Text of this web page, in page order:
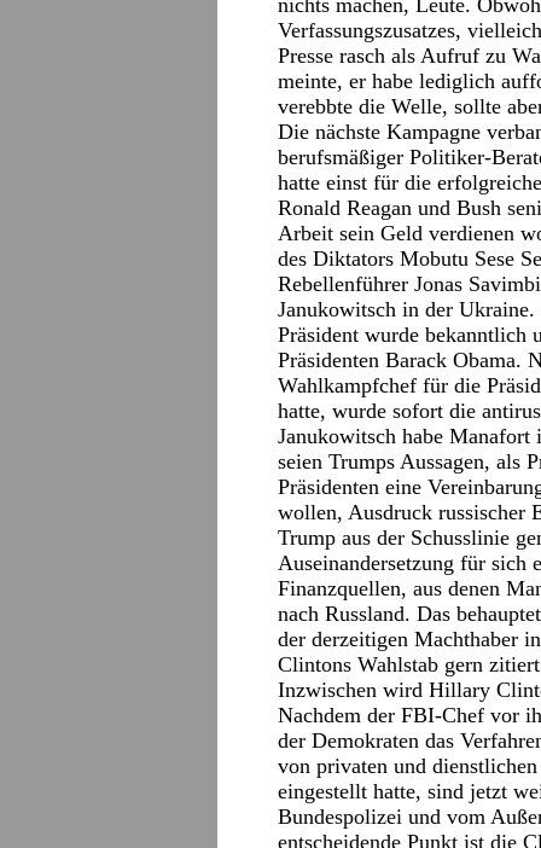
nichts machen, Leute.
Verfassungszusatzes,
Presse rasch als Aufruf zu
meinte, er habe lediglich
verebbte die Welle, sollte
Die nächste Kampagne
berufsmäßiger Politiker-
hatte einst für die
Ronald Reagan und Bush
Arbeit sein Geld verdienen
des Diktators Mobutu Sese
Rebellenführer Jonas
Janukowitsch in der
Präsident wurde bekanntlich
Präsidenten Barack Obama.
Wahlkampfchef für die
hatte, wurde sofort die
Janukowitsch habe Manafort
seien Trumps Aussagen, als
Präsidenten eine
wollen, Ausdruck russischer
Trump aus der Schusslinie
Auseinandersetzung für sich
Finanzquellen, aus denen
nach Russland. Das
der derzeitigen Machthaber
Clintons Wahlstab gern
Inzwischen wird Hillary
Nachdem der FBI-Chef vor
der Demokraten das
von privaten und
eingestellt hatte, sind jetzt
Bundespolizei und vom
entscheidende Punkt ist die